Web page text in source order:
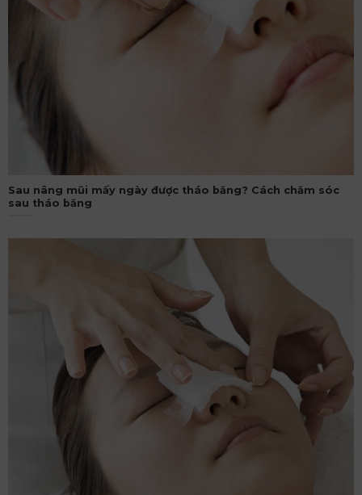
Sau nâng mũi mấy ngày được tháo băng? Cách chăm sóc
sau tháo băng